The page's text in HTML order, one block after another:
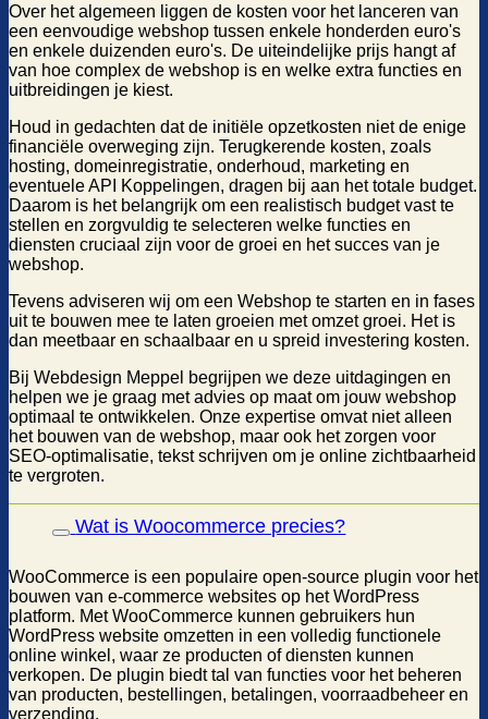
Over het algemeen liggen de kosten voor het lanceren van
een eenvoudige webshop tussen enkele honderden euro's
en enkele duizenden euro's. De uiteindelijke prijs hangt af
van hoe complex de webshop is en welke extra functies en
uitbreidingen je kiest.
Houd in gedachten dat de initiële opzetkosten niet de enige
financiële overweging zijn. Terugkerende kosten, zoals
hosting, domeinregistratie, onderhoud, marketing en
eventuele API Koppelingen, dragen bij aan het totale budget.
Daarom is het belangrijk om een realistisch budget vast te
stellen en zorgvuldig te selecteren welke functies en
diensten cruciaal zijn voor de groei en het succes van je
webshop.
Tevens adviseren wij om een Webshop te starten en in fases
uit te bouwen mee te laten groeien met omzet groei. Het is
dan meetbaar en schaalbaar en u spreid investering kosten.
Bij Webdesign Meppel begrijpen we deze uitdagingen en
helpen we je graag met advies op maat om jouw webshop
optimaal te ontwikkelen. Onze expertise omvat niet alleen
het bouwen van de webshop, maar ook het zorgen voor
SEO-optimalisatie, tekst schrijven om je online zichtbaarheid
te vergroten.
Wat is Woocommerce precies?
WooCommerce is een populaire open-source plugin voor het
bouwen van e-commerce websites op het WordPress
platform. Met WooCommerce kunnen gebruikers hun
WordPress website omzetten in een volledig functionele
online winkel, waar ze producten of diensten kunnen
verkopen. De plugin biedt tal van functies voor het beheren
van producten, bestellingen, betalingen, voorraadbeheer en
verzending.